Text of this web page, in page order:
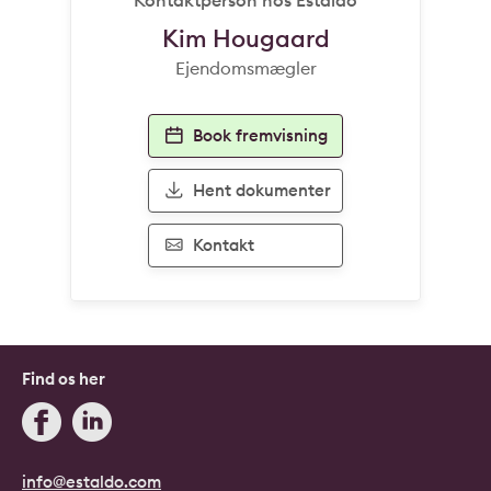
Kim Hougaard
Ejendomsmægler
Book fremvisning
Hent dokumenter
Kontakt
info@estaldo.com
Find os her